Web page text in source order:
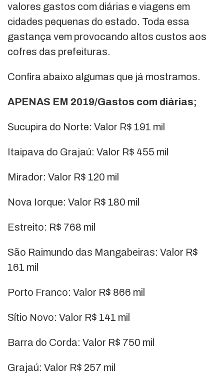
valores gastos com diárias e viagens em
cidades pequenas do estado. Toda essa
gastança vem provocando altos custos aos
cofres das prefeituras.
Confira abaixo algumas que já mostramos.
APENAS EM 2019/Gastos com diárias;
Sucupira do Norte: Valor R$ 191 mil
Itaipava do Grajaú: Valor R$ 455 mil
Mirador: Valor R$ 120 mil
Nova Iorque: Valor R$ 180 mil
Estreito: R$ 768 mil
São Raimundo das Mangabeiras: Valor R$
161 mil
Porto Franco: Valor R$ 866 mil
Sítio Novo: Valor R$ 141 mil
Barra do Corda: Valor R$ 750 mil
Grajaú: Valor R$ 257 mil